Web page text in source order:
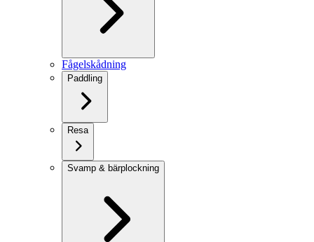
Fågelskådning
Paddling
Resa
Svamp & bärplockning